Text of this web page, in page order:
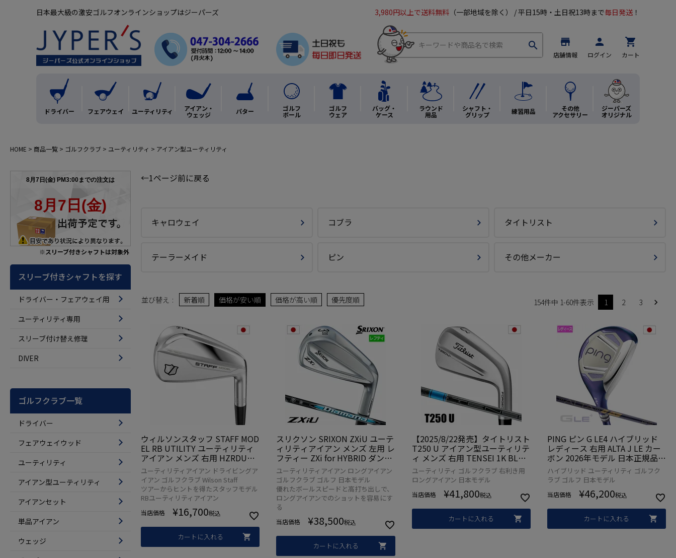
日本最大級の激安ゴルフオンラインショップはジーパーズ 3,980円以上で送料無料 （一部地域を除く） / 平日15時・土日祝13時まで毎日発送 ！
search store
店舗情報
person
ログイン
shopping_cart
カート
ドライバー フェアウェイ ユーティリティ アイアン・
ウェッジ パター ゴルフ
ボール
ゴルフ
ウェア
バッグ・
ケース
ラウンド
用品
シャフト・
グリップ 練習用品 その他
アクセサリー
ジーパーズ
オリジナル
HOME 商品一覧 ゴルフクラブ ユーティリティ アイアン型ユーティリティ
※スリーブ付きシャフトは対象外
スリーブ付きシャフトを探す
ドライバー・フェアウェイ用
ユーティリティ専用
スリーブ付け替え修理
DIVER
ゴルフクラブ一覧
ドライバー
フェアウェイウッド
ユーティリティ
アイアン型ユーティリティ
アイアンセット
単品アイアン
ウェッジ
←1ページ前に戻る
キャロウェイ コブラ タイトリスト
テーラーメイド ピン その他メーカー
並び替え 新着順 価格が安い順 価格が高い順 優先度順 154件中 1-60件表示 1 2 3
ウィルソンスタッフ STAFF MOD
EL RB UTILITY ユーティリティ
アイアン メンズ 右用 HZRDUS G
EN 4 Black ゴルフクラブ 2025年
モデル 日本正規品
ユーティリティアイアン ドライビングア
イアン ゴルフクラブ Wilson Staff
ツアーからヒントを得たスタッフモデル
RBユーティリティアイアン
当店価格 ¥16,700税込
カートに入れる
スリクソン SRIXON ZXiU ユーテ
ィリティアイアン メンズ 左用 レ
フティー ZXi for HYBRID ダンロ
ップ ZXI ゴルフ クラブ 2025年モ
デル 日本正規品 2024年11月9日
発売
ユーティリティアイアン ロングアイアン
ゴルフクラブ ゴルフ 日本モデル
優れたボールスピードと高打ち出しで、
ロングアイアンでのショットを容易にす
る
当店価格 ¥38,500税込
カートに入れる
【2025/8/22発売】タイトリスト
T250 U アイアン型ユーティリテ
ィ メンズ 右用 TENSEI 1K BLUE
HY カーボンシャフト 日本正規
品 2025年モデル Titleist ゴルフ
クラブ
ユーティリティ ゴルフクラブ 右利き用
ロングアイアン 日本モデル
当店価格 ¥41,800税込
カートに入れる
PING ピン G LE4 ハイブリッド
レディース 右用 ALTA J LE カー
ボン 2026年モデル 日本正規品
日本モデル ゴルフ ゴルフクラブ
右打ち 右利き
ハイブリッド ユーティリティ ゴルフク
ラブ ゴルフ 日本モデル
当店価格 ¥46,200税込
カートに入れる